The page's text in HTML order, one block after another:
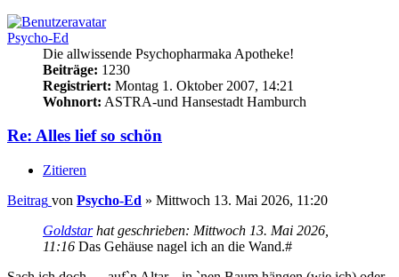
Psycho-Ed
Die allwissende Psychopharmaka Apotheke!
Beiträge: 1230
Registriert: Montag 1. Oktober 2007, 14:21
Wohnort: ASTRA-und Hansestadt Hamburch
Re: Alles lief so schön
Zitieren
Beitrag von Psycho-Ed » Mittwoch 13. Mai 2026, 11:20
Goldstarhat geschrieben: Mittwoch 13. Mai 2026,
11:16 Das Gehäuse nagel ich an die Wand.#